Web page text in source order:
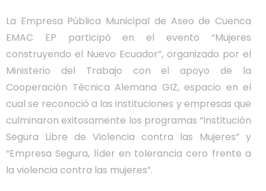
La Empresa Pública Municipal de Aseo de Cuenca
EMAC EP participó en el evento “Mujeres
construyendo el Nuevo Ecuador”, organizado por el
Ministerio del Trabajo con el apoyo de la
Cooperación Técnica Alemana GIZ, espacio en el
cual se reconoció a las instituciones y empresas que
culminaron exitosamente los programas “Institución
Segura Libre de Violencia contra las Mujeres” y
“Empresa Segura, líder en tolerancia cero frente a
la violencia contra las mujeres”.